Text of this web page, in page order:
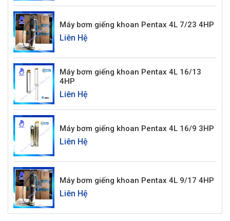
Máy bơm giếng khoan Pentax 4L 7/23 4HP
Liên Hệ
Máy bơm giếng khoan Pentax 4L 16/13
4HP
Liên Hệ
Máy bơm giếng khoan Pentax 4L 16/9 3HP
Liên Hệ
Máy bơm giếng khoan Pentax 4L 9/17 4HP
Liên Hệ